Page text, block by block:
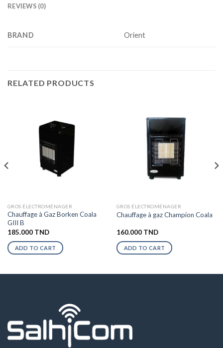
REVIEWS (0)
BRAND Orient
RELATED PRODUCTS
GROS ÉLECTROMÉNAGER
Chauffage à Gaz Borken Coala
GIII B
185.000 TND
ADD TO CART
GROS ÉLECTROMÉNAGER
Chauffage à gaz Champion Coala
160.000 TND
ADD TO CART